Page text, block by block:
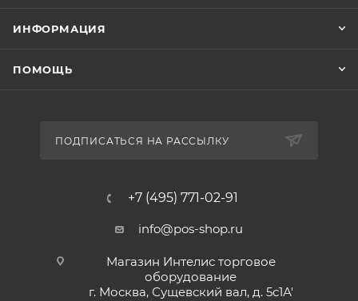
ИНФОРМАЦИЯ
ПОМОЩЬ
ПОДПИСАТЬСЯ НА РАССЫЛКУ
+7 (495) 771-02-91
info@pos-shop.ru
Магазин Интелис торговое
оборудование
г. Москва, Сущевский вал, д. 5с1А'